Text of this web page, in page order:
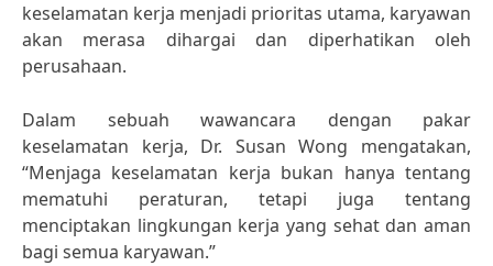
keselamatan kerja menjadi prioritas utama, karyawan
akan merasa dihargai dan diperhatikan oleh
perusahaan.
Dalam sebuah wawancara dengan pakar
keselamatan kerja, Dr. Susan Wong mengatakan,
“Menjaga keselamatan kerja bukan hanya tentang
mematuhi peraturan, tetapi juga tentang
menciptakan lingkungan kerja yang sehat dan aman
bagi semua karyawan.”